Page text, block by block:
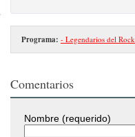
Programa: - Legendarios del Rock
Comentarios
Nombre (requerido)